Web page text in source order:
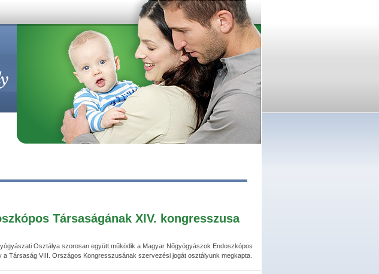
Társaságának XIV. kongresszusa
Osztálya szorosan együtt működik a Magyar Nőgyógyászok Endoszkópos
Társaság VIII. Országos Kongresszusának szervezési jogát osztályunk megkapta.